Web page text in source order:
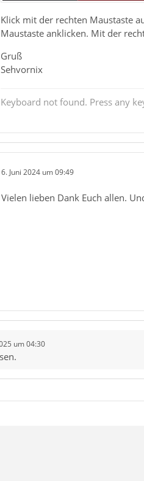
Klick mit der rechten Maustaste
Maustaste anklicken. Mit der
Gruß
Sehvornix
Keyboard not found. Press any
6. Juni 2024 um 09:49
Vielen lieben Dank Euch allen.
um 04:30